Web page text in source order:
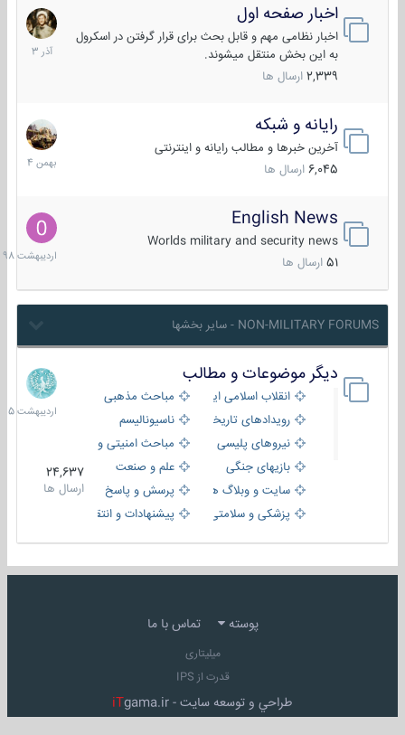
اخبار صفحه اول
اخبار نظامی مهم و قابل بحث برای قرار گرفتن در اسکرول
به این بخش منتقل میشوند.
2,339 ارسال ها
7
آذر
1403
رایانه و شبکه
آخرین خبرها و مطالب رایانه و اینترنتی
6,045 ارسال ها
30
بهمن
1404
English News
Worlds military and security news
51 ارسال ها
10
1398
NON-MILITARY FORUMS - سایر بخشها
دیگر موضوعات و مطالب
انقلاب اسلامی ایران
مباحث مذهبی
رویدادهای تاریخی و مذهبیناسیونالیسم
نیروهای پلیسی
مباحث امنیتی و اطلاعاتی
بازیهای جنگی
علم و صنعت
سایت و وبلاگ ها
پرسش و پاسخ
پزشکی و سلامتی
پیشنهادات و انتقادات
24,637
ارسال ها
8
1405
پوسته تماس با ما
میلیتاری
قدرت از IPS
طراحي و توسعه سايت - iTgama.ir